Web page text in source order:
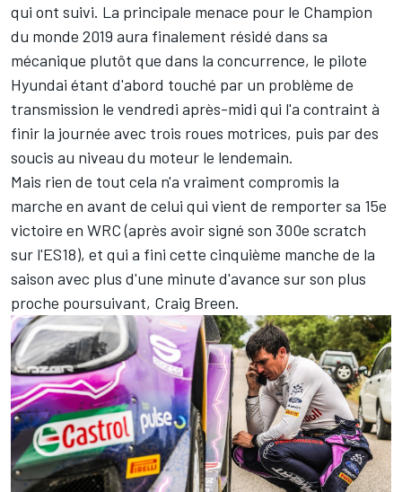
qui ont suivi. La principale menace pour le Champion
du monde 2019 aura finalement résidé dans sa
mécanique plutôt que dans la concurrence, le pilote
Hyundai étant d'abord touché par un problème de
transmission le vendredi après-midi qui l'a contraint à
finir la journée avec trois roues motrices, puis par des
soucis au niveau du moteur le lendemain.
Mais rien de tout cela n'a vraiment compromis la
marche en avant de celui qui vient de remporter sa 15e
victoire en WRC (après avoir signé son 300e scratch
sur l'ES18), et qui a fini cette cinquième manche de la
saison avec plus d'une minute d'avance sur son plus
proche poursuivant, Craig Breen.